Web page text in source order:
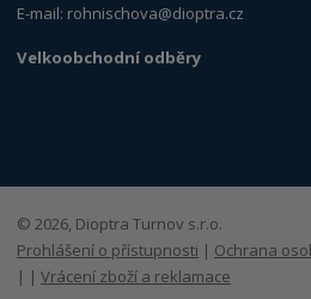
E-mail: rohnischova@dioptra.cz
Velkoobchodní odběry
© 2026, Dioptra Turnov s.r.o.
Prohlášení o přístupnosti | Ochrana
| |Vrácení zboží a reklamace